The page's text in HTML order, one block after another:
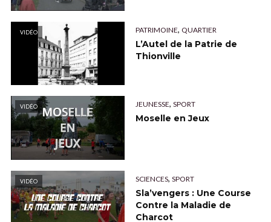
VIDÉO PATRIMOINE, QUARTIER
L’Autel de la Patrie de
Thionville
VIDÉO JEUNESSE, SPORT
Moselle en Jeux
VIDÉO SCIENCES, SPORT
Sla’vengers : Une Course
Contre la Maladie de
Charcot